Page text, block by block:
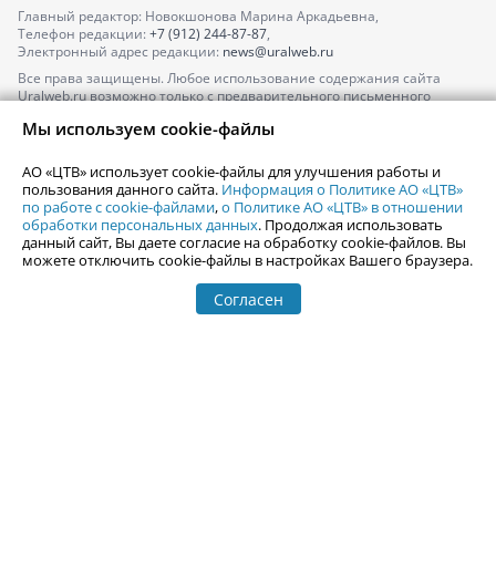
Главный редактор: Новокшонова Марина Аркадьевна,
Телефон редакции: +7 (912) 244-87-87,
Электронный адрес редакции: news@uralweb.ru
Все права защищены. Любое использование содержания сайта
Uralweb.ru возможно только с предварительного письменного
По вопросам размещения рекламы обращайтесь по тел.
По вопросам размещения информации в разделе «Афиша»
afisha@uralweb.ru
Пользовательское соглашение на использование сайта
Политика АО «ЦТВ» в отношении обработки персональных данных
Мы используем cookie-файлы
АО «ЦТВ» использует cookie-файлы для улучшения работы и
пользования данного сайта. Информация о Политике АО «ЦТВ»
по работе с cookie-файлами,о Политике АО «ЦТВ» в отношении
обработки персональных данных. Продолжая использовать
данный сайт, Вы даете согласие на обработку cookie-файлов. Вы
можете отключить cookie-файлы в настройках Вашего браузера.
Согласен